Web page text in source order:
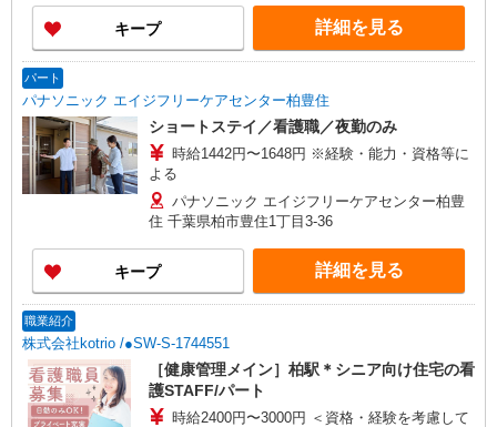
円（年2回の賞与含む） ※月給は職務手当、働き
がい向上手当等、毎月平均的に支払われる手当を
含みます。 ◎オンコール手当別途支給：1,000
◎残業時は別途時間外手当支給（超過1分〜） ◎
賞与 基本給2.08ヶ月分/年支給
キープ 詳細を見る
パート
パナソニック エイジフリーケアセンター柏豊住
ショートステイ／看護職／夜勤のみ
時給1442円〜1648円 ※経験・能力・資格等に
よる
パナソニック エイジフリーケアセンター柏豊
住 千葉県柏市豊住1丁目3-36
キープ 詳細を見る
職業紹介
株式会社kotrio /●SW-S-1744551
［健康管理メイン］柏駅＊シニア向け住宅の看
護STAFF/パート
時給2400円〜3000円 ＜資格・経験を考慮して